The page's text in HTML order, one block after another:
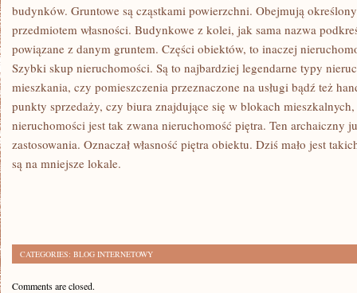
budynków. Gruntowe są cząstkami powierzchni. Obejmują
przedmiotem własności. Budynkowe z kolei, jak sama nazwa
powiązane z danym gruntem. Części obiektów, to inaczej
Szybki skup nieruchomości. Są to najbardziej legendarne typy
mieszkania, czy pomieszczenia przeznaczone na usługi bądź też
punkty sprzedaży, czy biura znajdujące się w blokach
nieruchomości jest tak zwana nieruchomość piętra. Ten archaiczny
zastosowania. Oznaczał własność piętra obiektu. Dziś mało jest
są na mniejsze lokale.
CATEGORIES: BLOG INTERNETOWY
Comments are closed.